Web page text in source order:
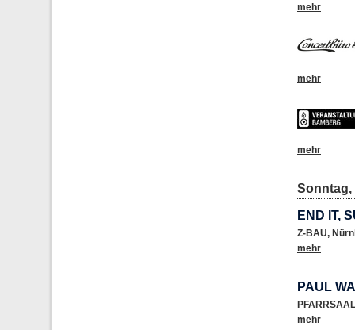
mehr
mehr
mehr
Sonntag,
END IT,
Z-BAU,
mehr
PAUL
mehr